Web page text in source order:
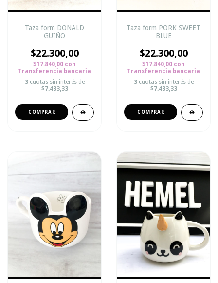
Taza form DONALD
GUIÑO
$22.300,00
$17.840,00 con
Transferencia bancaria
3 cuotas sin interés de
$7.433,33
Taza form PORK SWEET
BLUE
$22.300,00
$17.840,00 con
Transferencia bancaria
3 cuotas sin interés de
$7.433,33